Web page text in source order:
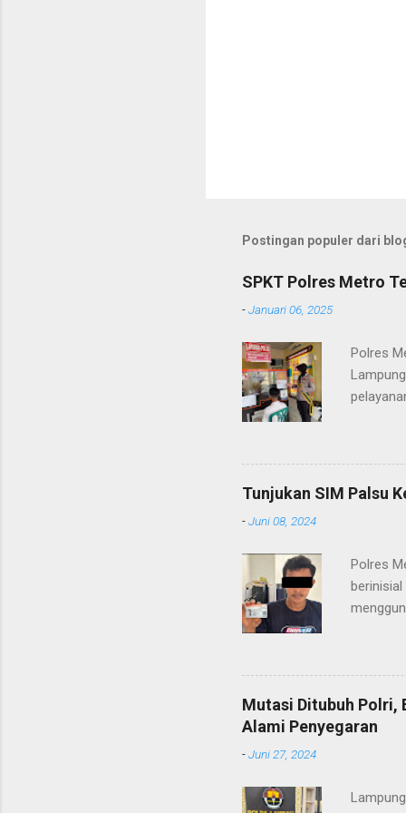
Postingan populer dari
SPKT Polres Metro
-Januari 06, 2025
Polres
Heri
pidana,
Tunjukan SIM Palsu
-Juni 08, 2024
Polres
berinisial
dari
Mutasi Ditubuh Polri,
Alami Penyegaran
-Juni 27, 2024